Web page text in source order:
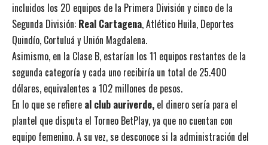
incluidos los 20 equipos de la Primera División y cinco de la
Segunda División: Real Cartagena, Atlético Huila, Deportes
Quindío, Cortuluá y Unión Magdalena.
Asimismo, en la Clase B, estarían los 11 equipos restantes de la
segunda categoría y cada uno recibiría un total de 25.400
dólares, equivalentes a 102 millones de pesos.
En lo que se refiere al club auriverde, el dinero sería para el
plantel que disputa el Torneo BetPlay, ya que no cuentan con
equipo femenino. A su vez, se desconoce si la administración del